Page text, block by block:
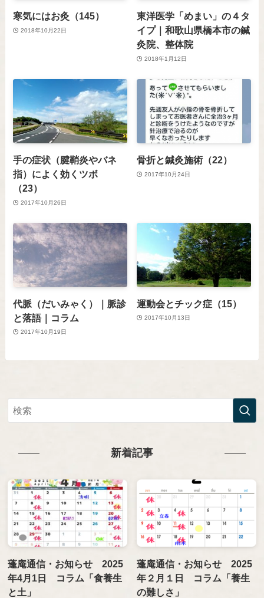
寒気にはお灸（145）
2018年10月22日
東洋医学「めまい」の４タ
イプ｜和歌山県橋本市の鍼
灸院、整体院
2018年1月12日
手の症状（腱鞘炎やバネ
指）によく効くツボ
（23）
2017年10月26日
骨折と鍼灸施術（22）
2017年10月24日
代脈（だいみゃく）｜脈診
と落語｜コラム
2017年10月19日
運動会とチック症（15）
2017年10月13日
新着記事
蓬庵通信・お知らせ 2025
年4月1日 コラム「食養生
と土」
蓬庵通信・お知らせ 2025
年２月１日 コラム「養生
の難しさ」